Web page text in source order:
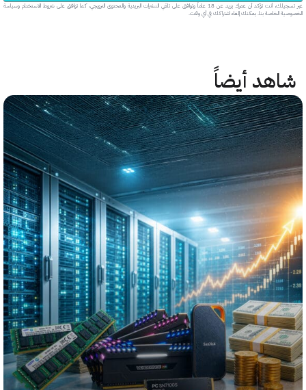
عبر تسجيلك، أنت تؤكد أن عمرك يزيد عن 18 عاماً وتوافق على تلقي النشرات البريدية والمحتوى الترويجي، كما توافق على شروط الاستخدام وسياسة
بنا. يمكنك إلغاء اشتراكك في أي وقت.
أيضاً